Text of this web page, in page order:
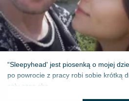
“Sleepyhead' jest piosenką o mojej
po powrocie z pracy robi sobie krótką
cały czas chc...